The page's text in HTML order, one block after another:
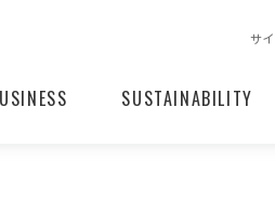
サ
SUSTAINABILITY